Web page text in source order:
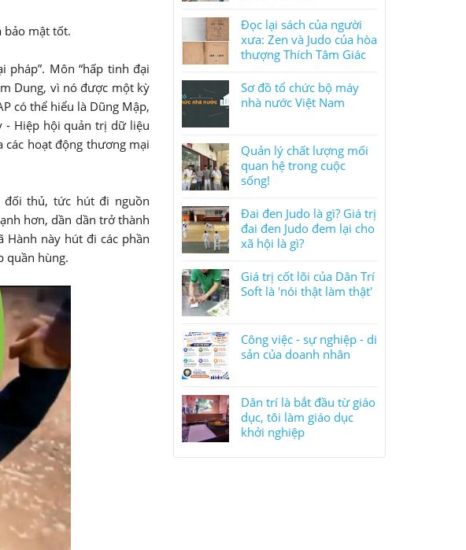
bảo mật tốt.
pháp”. Môn “hấp tinh đại
Dung, vì nó được một kỳ
có thể hiểu là Dũng Mập,
- Hiệp hội quản trị dữ liệu
các hoạt động thương mại
đối thủ, tức hút đi nguồn
hơn, dần dần trở thành
Hành này hút đi các phần
quần hùng.
Đọc lại sách của người
xưa: Zen và Judo của hòa
thượng Thích Tâm Giác
Sơ đồ tổ chức bộ máy
nhà nước Việt Nam
Quản lý chất lượng mối
quan hệ trong cuộc
sống!
Đai đen Judo là gì? Giá trị
đai đen Judo đem lại cho
xã hội là gì?
Giá trị cốt lõi của Dân Trí
Soft là 'nói thật làm thật'
Công việc - sự nghiệp - di
sản của doanh nhân
Dân trí là bắt đầu từ giáo
dục, tôi làm giáo dục
khởi nghiệp